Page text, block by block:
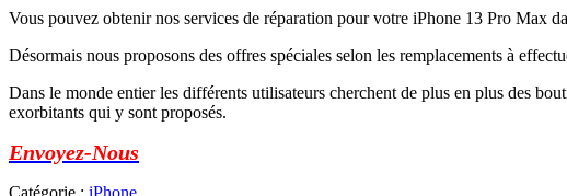
Vous pouvez obtenir nos services de réparation pour votre iPhone 13 Pro Max
Désormais nous proposons des offres spéciales selon les remplacements à
Dans le monde entier les différents utilisateurs cherchent de plus en plus des
exorbitants qui y sont proposés.
Envoyez-Nous
Catégorie : iPhone